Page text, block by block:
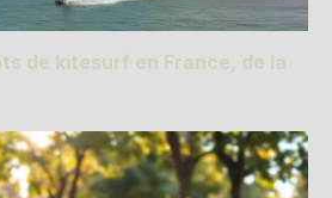
de kitesurf en France, de la